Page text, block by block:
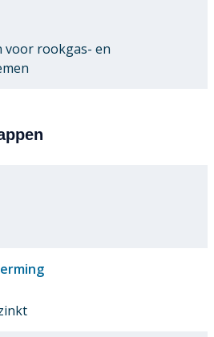
voor rookgas- en